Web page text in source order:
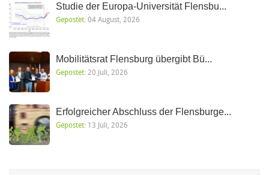
Studie der Europa-Universität Flensbu...
Gepostet:04 August, 2026
Mobilitätsrat Flensburg übergibt Bü...
Gepostet:20 Juli, 2026
Erfolgreicher Abschluss der Flensburge...
Gepostet: 13 Juli, 2026